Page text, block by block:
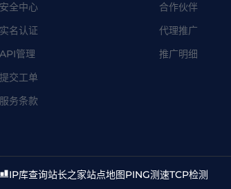
安全中心
实名认证
API管理
提交工单
服务条款
合作伙伴
代理推广
推广明细
IP库查询站长之家站点地图PING测速TCP检测